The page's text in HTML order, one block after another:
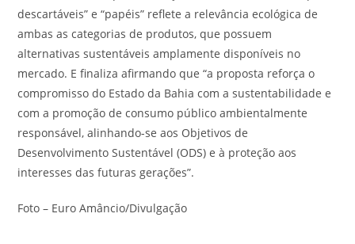
descartáveis” e “papéis” reflete a relevância ecológica de
ambas as categorias de produtos, que possuem
alternativas sustentáveis amplamente disponíveis no
mercado. E finaliza afirmando que “a proposta reforça o
compromisso do Estado da Bahia com a sustentabilidade e
com a promoção de consumo público ambientalmente
responsável, alinhando-se aos Objetivos de
Desenvolvimento Sustentável (ODS) e à proteção aos
interesses das futuras gerações”.
Foto – Euro Amâncio/Divulgação